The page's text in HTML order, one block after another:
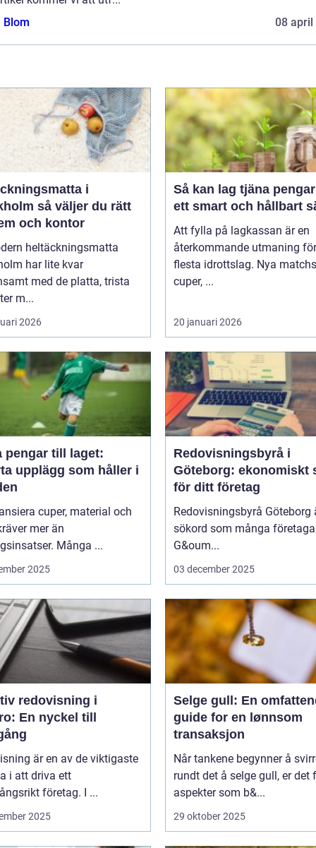
Blom
08 april
i
så väljer du rätt
och kontor
heltäckningsmatta
har lite kvar
med de platta, trista
m...
2026
Så kan lag tjäna
ett smart och hållbart
Att fylla på lagkassan är en
återkommande utmaning
flesta idrottslag. Nya
cuper, ...
20 januari 2026
pengar till laget:
upplägg som håller i
cuper, material och
mer än
Många ...
2025
Redovisningsbyrå i
Göteborg: ekonomiskt
för ditt företag
Redovisningsbyrå Göteborg
sökord som många
G&oum...
03 december 2025
redovisning i
En nyckel till
är en av de viktigaste
i att driva ett
företag. I ...
2025
Selge gull: En
guide for en lønnsom
transaksjon
Når tankene begynner å
rundt det å selge gull, er det
aspekter som b&...
29 oktober 2025